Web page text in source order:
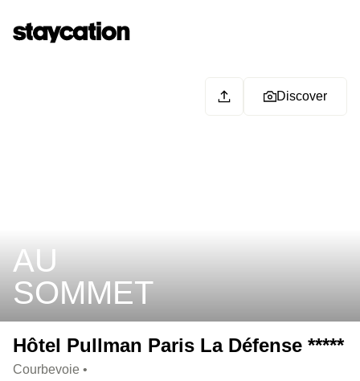
AU
SOMMET
Discover
Hôtel Pullman Paris La Défense *****
Courbevoie •